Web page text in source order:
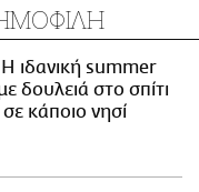
ιδανική summer
δουλειά στο σπίτι
κάποιο νησί